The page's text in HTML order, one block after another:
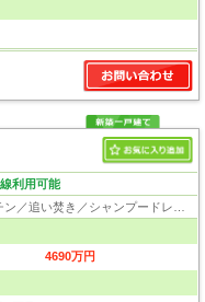
利用可能
4690万円